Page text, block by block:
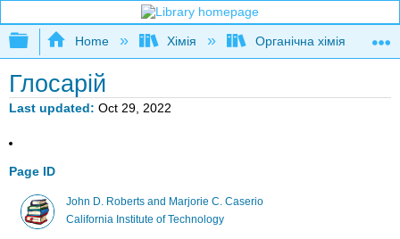
Expand/collapse global hierarchy
Home Хімія Органічна хімія
Глосарій
Last updated Oct 29, 2022
Page ID
John D. Roberts and Marjorie C. Caserio
California Institute of Technology